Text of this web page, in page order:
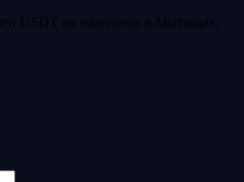
USDT на наличные в Мытищах,